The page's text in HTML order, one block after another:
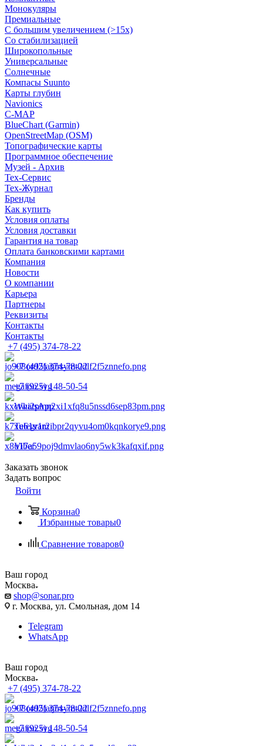
Монокуляры
Премиальные
С большим увеличением (>15x)
Со стабилизацией
Широкопольные
Универсальные
Солнечные
Компасы Suunto
Карты глубин
Navionics
C-MAP
BlueChart (Garmin)
OpenStreetMap (OSM)
Топографические карты
Программное обеспечение
Музей - Архив
Tex-Сервис
Тех-Журнал
Бренды
Как купить
Условия оплаты
Условия доставки
Гарантия на товар
Оплата банковскими картами
Компания
Новости
О компании
Карьера
Партнеры
Реквизиты
Контакты
Контакты
+7 (495) 374-78-22
+7 (495) 374-78-22
+7 (925) 148-50-54
WhatsApp
Telegram
Viber
Заказать звонок
Задать вопрос
Войти
Корзина0
Избранные товары0
Сравнение товаров0
Ваш город
Москва
shop@sonar.pro
г. Москва, ул. Смольная, дом 14
Telegram
WhatsApp
Ваш город
Москва
+7 (495) 374-78-22
+7 (495) 374-78-22
+7 (925) 148-50-54